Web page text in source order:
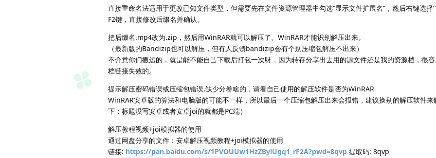
直接重命名法适用于更改已知文件类型，但需要先在文件资源管理器中勾选“显示文件扩展名”，然后右键选择
F2键，直接修改后缀名并确认。
把后缀名.mp4改为.zip，然后用WinRAR就可以解压了。WinRAR才能识别解压出来。
（最新版的Bandizip也可以解压，但有人反馈bandizip会有个别压缩包解压不出来）
不介意你们搬运的，就是能不能自己下载后打包一次呀，因为转存分享出去用的源文件还是我的资源档，很
档链接失效的。
提示解压密码错误或压缩包错误,缺少分卷啥的，请看自己使用的解压软件是否为WinRAR
WinRAR安卓版的算法和电脑版的可能不一样，所以最后一个压缩包解压出来会报错，建议换别的解压软件来
下：标题没写安卓或者安卓joi的就都是PC端）
解压教程视频+joi模拟器的使用
通过网盘分享的文件：安卓解压视频教程+joi模拟器的使用
链接: https://pan.baidu.com/s/1PVOUUw1HzZBylUgq1_rF2A?pwd=8qvp 提取码: 8qvp